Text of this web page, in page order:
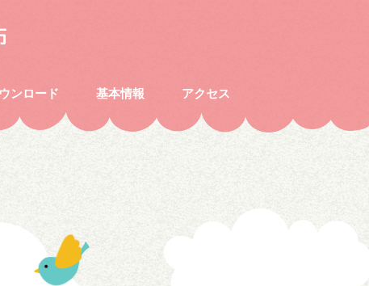
ンロード 基本情報 アクセス